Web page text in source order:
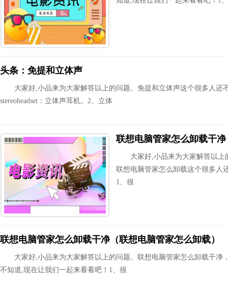
头条：免提和立体声
大家好,小品来为大家解答以上的问题。免提和立体声这个很多人还
stereoheadset：立体声耳机。2、立体
联想电脑管家怎么卸载干
大家好,小品来为大家解答以
联想电脑管家怎么卸载这个很多人
1、很
联想电脑管家怎么卸载干净（联想电脑管家怎么卸载）
大家好,小品来为大家解答以上的问题。联想电脑管家怎么卸载干净
不知道,现在让我们一起来看看吧！1、很